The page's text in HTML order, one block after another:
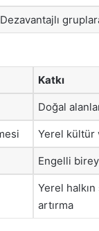
Dezavantajlı
Katkı
Doğal
Yerel kültür
Engelli
Yerel
artırma